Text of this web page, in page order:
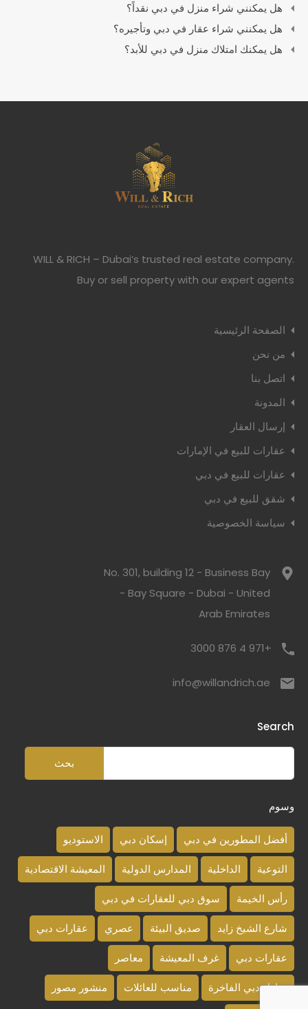
هل يمكنني شراء منزل في دبي نقداً؟
هل يمكنني شراء عقار في دبي وتأجيره؟
هل يمكنك امتلاك منزل في دبي للأبد؟
WILL & RICH – Dubai’s trusted real estate company.
Buy or sell property with our expert agents
الصفحة الرئيسية
من نحن
اتصل بنا
المدونة
إرسال العقار
عقارات للبيع في الإمارات
عقارات للبيع في دبي
شقق للبيع في دبي
سياسة الخصوصية
No. 301, building 12 - Business Bay
- Bay Square - Dubai - United
Arab Emirates
+971 4 876 3000
info@willandrich.ae
Search
وسوم
أفضل المطورين في دبي إسكان دبي الاستوديو
التوعية الداخلية المدارس الدولية المعيشة الاقتصادية
رأس الخيمة سوق دبي للعقارات في دبي
شارع الشيخ زايد صديق البيئة عصري عقارات دبي
عقارات دبي غرف المعيشة معاصر
منازل دبي الفاخرة مناسب للعائلات منشور مصور